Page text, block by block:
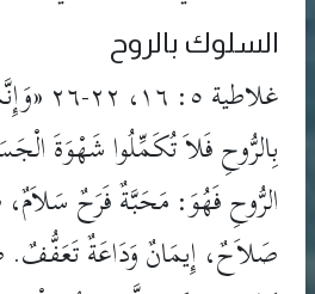
السلوك بالروح
بِالرُّوحِ فَلاَ تُكَمِّلُوا شَهْوَةَ
الرُّوحِ فَهُوَ: مَحَبَّةٌ فَرَحٌ
صَلاَحٌ، إِيمَانٌ وَدَاعَةٌ